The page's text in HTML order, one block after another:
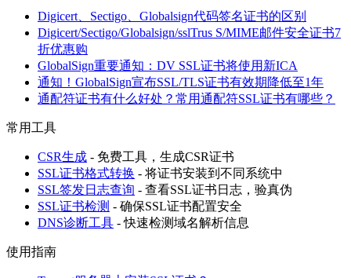
Digicert、Sectigo、Globalsign代码签名证书的区别
Digicert/Sectigo/Globalsign/sslTrus S/MIME邮件安全证书7
折优惠购
GlobalSign重要通知：DV SSL证书将使用新ICA
通知！GlobalSign宣布SSL/TLS证书有效期降低至1年
通配符证书有什么好处？常用通配符SSL证书有哪些？
常用工具
CSR生成 - 免费工具，生成CSR证书
SSL证书格式转换 - 将证书安装到不同系统中
SSL签发日志查询 - 查看SSL证书日志，验真伪
SSL证书检测 - 确保SSL证书配置安全
DNS诊断工具 - 快速检测域名解析信息
使用指南